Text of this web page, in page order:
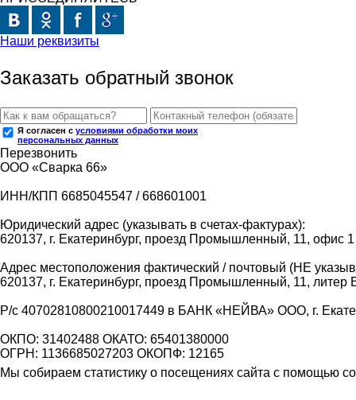
Наши реквизиты
Заказать обратный звонок
Я согласен с условиями обработки моих
персональных данных
Перезвонить
ООО «Сварка 66»
ИНН/КПП 6685045547 / 668601001
Юридический адрес (указывать в счетах-фактурах):
620137, г. Екатеринбург, проезд Промышленный, 11, офис 1
Адрес местоположения фактический / почтовый (НЕ
620137, г. Екатеринбург, проезд Промышленный, 11, литер
Р/с 40702810800210017449 в БАНК «НЕЙВА» ООО, г.
ОКПО: 31402488 ОКАТО: 65401380000
ОГРН: 1136685027203 ОКОПФ: 12165
Мы собираем статистику о посещениях сайта с помощью